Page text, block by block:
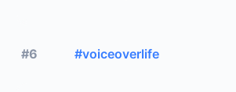
#6 #voiceoverlife